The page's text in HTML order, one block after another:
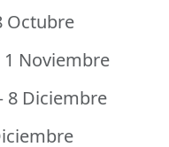
Noviembre
Diciembre